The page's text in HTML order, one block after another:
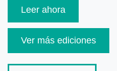
Leer ahora
Ver más ediciones